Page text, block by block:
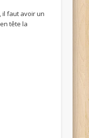
il faut avoir un
tête la